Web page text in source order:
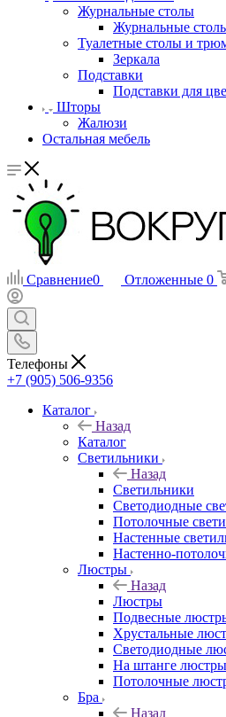
Журнальные столы
Журнальные
Туалетные столы и
Зеркала
Подставки
Подставки для
Шторы
Жалюзи
Остальная мебель
Сравнение0 Отложенные 0
Телефоны
+7 (905) 506-9356
Каталог
Назад
Каталог
Светильники
Назад
Светильники
Светодиодные
Потолочные
Настенные
Настенно-
Люстры
Назад
Люстры
Подвесные
Хрустальные
Светодиодные
На штанге люстры
Потолочные
Бра
Назад